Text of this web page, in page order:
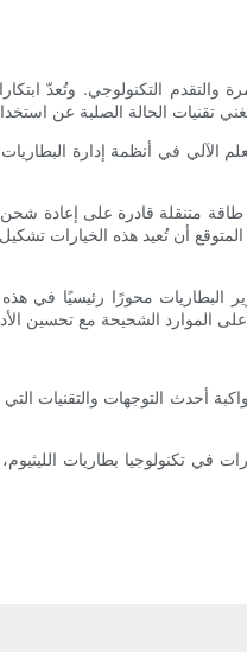
والتقدم التكنولوجي. وتُعدّ
الآلي في أنظمة إدارة
أن تُعيد هذه الخيارات
محورًا رئيسيًا في
أحدث التوجهات والتقنيات
تكنولوجيا بطاريات